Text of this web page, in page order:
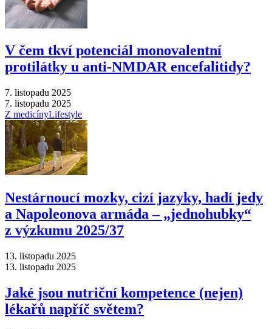
V čem tkví potenciál monovalentní
protilátky u anti-NMDAR encefalitidy?
7. listopadu 2025
7. listopadu 2025
Z medicínyLifestyle
Nestárnoucí mozky, cizí jazyky, hadí jedy
a Napoleonova armáda –⁠ „jednohubky“
z výzkumu 2025/37
13. listopadu 2025
13. listopadu 2025
Jaké jsou nutriční kompetence (nejen)
lékařů napříč světem?